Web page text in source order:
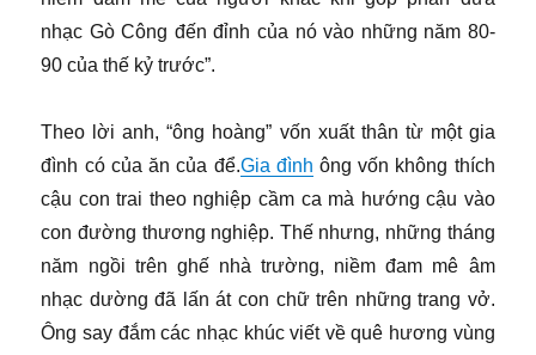
nhạc Gò Công đến đỉnh của nó vào những năm 80-
90 của thế kỷ trước”.
Theo lời anh, “ông hoàng” vốn xuất thân từ một gia
đình có của ăn của để.Gia đình ông vốn không thích
cậu con trai theo nghiệp cầm ca mà hướng cậu vào
con đường thương nghiệp. Thế nhưng, những tháng
năm ngồi trên ghế nhà trường, niềm đam mê âm
nhạc dường đã lấn át con chữ trên những trang vở.
Ông say đắm các nhạc khúc viết về quê hương vùng